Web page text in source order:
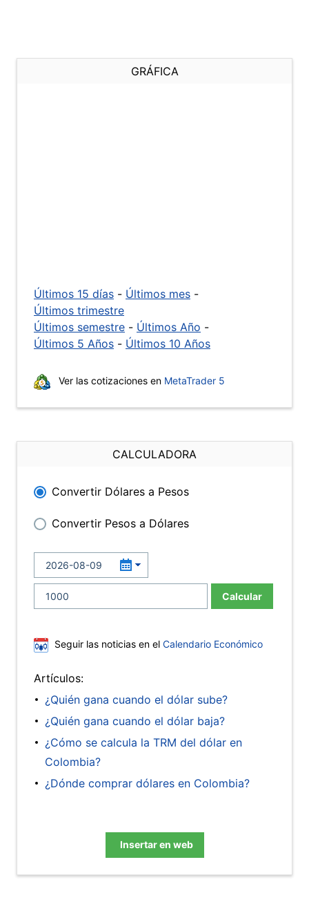
GRÁFICA
Últimos 15 días - Últimos mes -
Últimos trimestre
Últimos semestre - Últimos Año -
Últimos 5 Años - Últimos 10 Años
Ver las cotizaciones en MetaTrader 5
CALCULADORA
Convertir Dólares a Pesos
Convertir Pesos a Dólares
Calcular
Seguir las noticias en el Calendario Económico
Artículos:
¿Quién gana cuando el dólar sube?
¿Quién gana cuando el dólar baja?
¿Cómo se calcula la TRM del dólar en
Colombia?
¿Dónde comprar dólares en Colombia?
Insertar en web